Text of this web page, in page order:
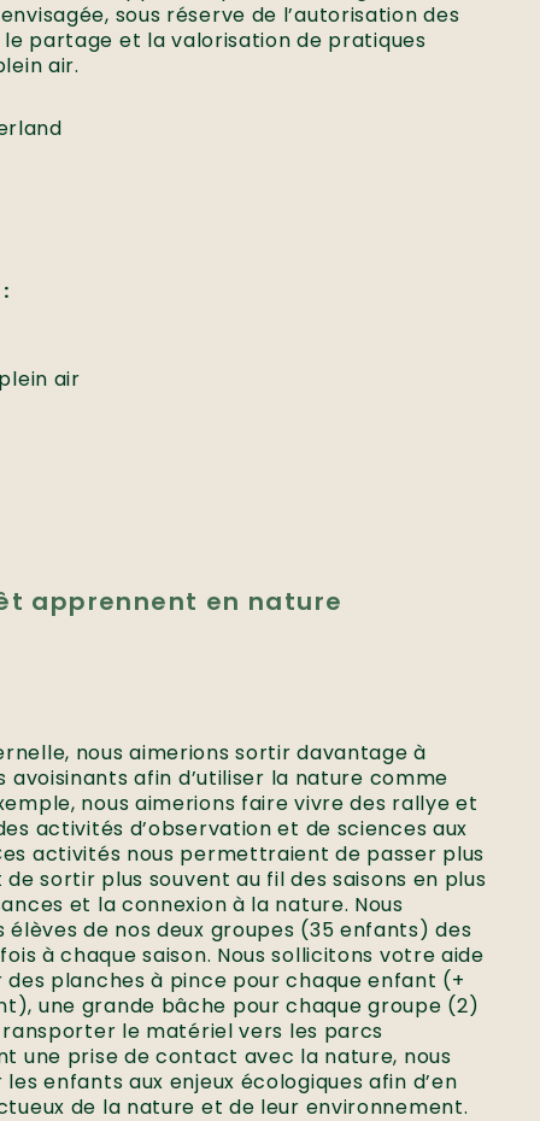
sous réserve de l’autorisation des
partage et la valorisation de pratiques
air.
air
apprennent en nature
nous aimerions sortir davantage à
avoisinants afin d’utiliser la nature comme
nous aimerions faire vivre des rallye et
activités d’observation et de sciences aux
activités nous permettraient de passer plus
sortir plus souvent au fil des saisons en plus
et la connexion à la nature. Nous
élèves de nos deux groupes (35 enfants) des
à chaque saison. Nous sollicitons votre aide
planches à pince pour chaque enfant (+
une grande bâche pour chaque groupe (2)
le matériel vers les parcs
une prise de contact avec la nature, nous
enfants aux enjeux écologiques afin d’en
de la nature et de leur environnement.